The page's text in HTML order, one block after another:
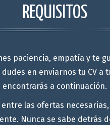
REQUISITOS
paciencia, empatía y te
en enviarnos tu CV a
encontrarás a continuación.
las ofertas
Nunca se sabe detrás